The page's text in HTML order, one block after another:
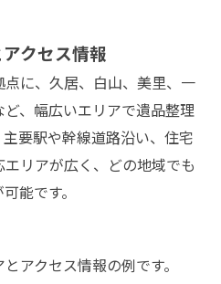
クセス情報
に、久居、白山、美里、一
、幅広いエリアで遺品整理
要駅や幹線道路沿い、住宅
リアが広く、どの地域でも
能です。
アクセス情報の例です。